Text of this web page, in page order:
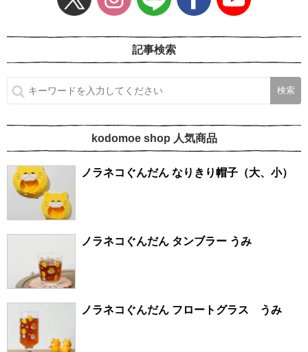
記事検索
kodomoe shop 人気商品
ノラネコぐんだん なりきり帽子（大、小）
ノラネコぐんだん タンブラー うみ
ノラネコぐんだん フロートグラス うみ